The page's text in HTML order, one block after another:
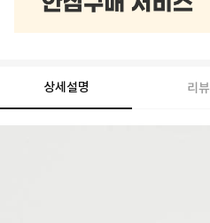
상세설명 리뷰